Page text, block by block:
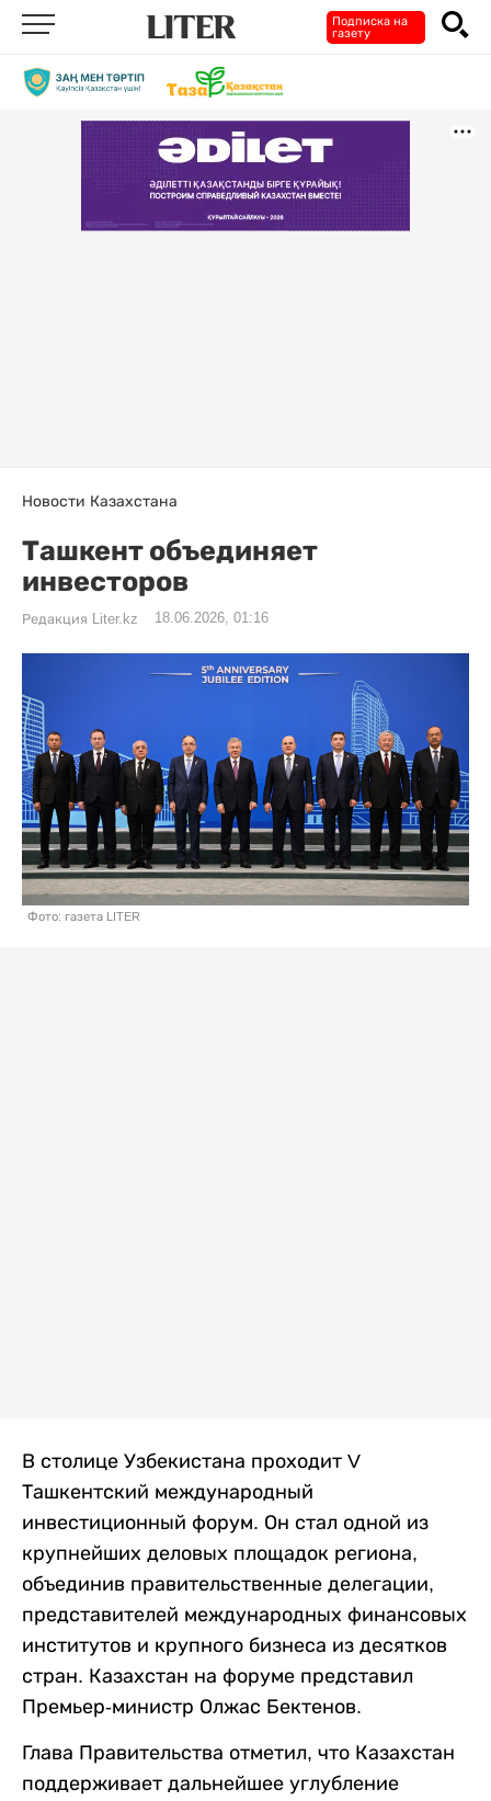
Подписка на
газету
Новости Казахстана
Ташкент объединяет
инвесторов
Редакция Liter.kz 18.06.2026, 01:16
Фото: газета LITER
В столице Узбекистана проходит V
Ташкентский международный
инвестиционный форум. Он стал одной из
крупнейших деловых площадок региона,
объединив правительственные делегации,
представителей международных финансовых
институтов и крупного бизнеса из десятков
стран. Казахстан на форуме представил
Премьер-министр Олжас Бектенов.
Глава Правительства отметил, что Казахстан
поддерживает дальнейшее углубление